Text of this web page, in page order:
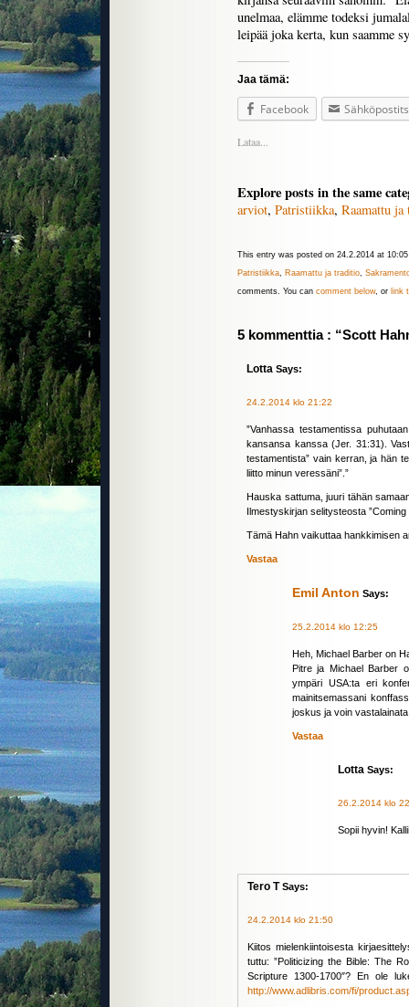
unelmaa, elämme todeksi
leipää joka kerta, kun saamme
Jaa tämä:
Facebook
Lataa...
Explore posts in the same
arviot, Patristiikka, Raamattu
This entry was posted on 24.2.2014 at
Patristiikka
Raamattu ja traditio
comments. You can comment below, or link
5 kommenttia : “Scott
Lotta Says:
24.2.2014 klo 21:22
”Vanhassa testamentissa
kansansa kanssa (Jer. 31:31).
testamentista” vain kerran, ja hän
liitto minun veressäni”.”
Hauska sattuma, juuri tähän
Ilmestyskirjan selitysteosta ”Coming
Tämä Hahn vaikuttaa hankkimisen
Vastaa
Emil Anton Says:
25.2.2014 klo 12:25
Heh, Michael Barber on
Pitre ja Michael Barber
ympäri USA:ta eri
mainitsemassani
joskus ja voin
Vastaa
Lotta Says:
26.2.2014 klo
Sopii hyvin!
Tero TSays:
24.2.2014 klo 21:50
Kiitos mielenkiintoisesta
tuttu: ”Politicizing the Bible: The
Scripture 1300-1700″? En ole
http://www.adlibris.com/fi/